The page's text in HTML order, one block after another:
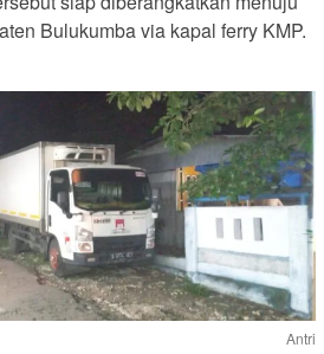
Bulukumba via kapal ferry KMP.
Antri